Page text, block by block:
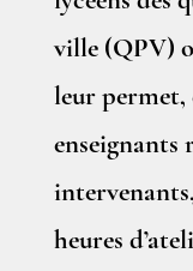
ville (QPV)
leur permet,
enseignants
heures